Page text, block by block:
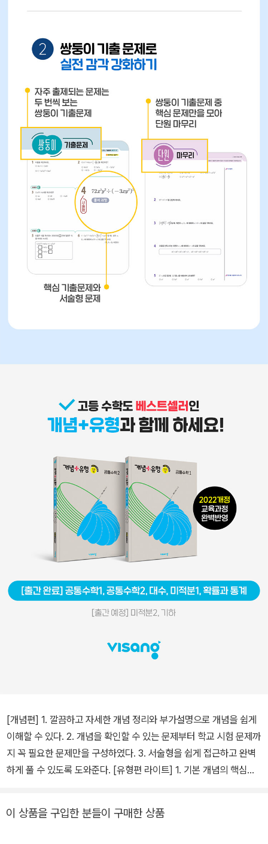
[개념편] 1. 깔끔하고 자세한 개념 정리와 부가설명으로 개념을 쉽게
이해할 수 있다. 2. 개념을 확인할 수 있는 문제부터 학교 시험 문제까
지 꼭 필요한 문제만을 구성하였다. 3. 서술형을 쉽게 접근하고 완벽
하게 풀 수 있도록 도와준다. [유형편 라이트] 1. 기본 개념의 핵심을
는 문제들은 두 번씩 반복하여 공부할 수 있도록 쌍둥이 문제로 구성
이 상품을 구입한 분들이 구매한 상품